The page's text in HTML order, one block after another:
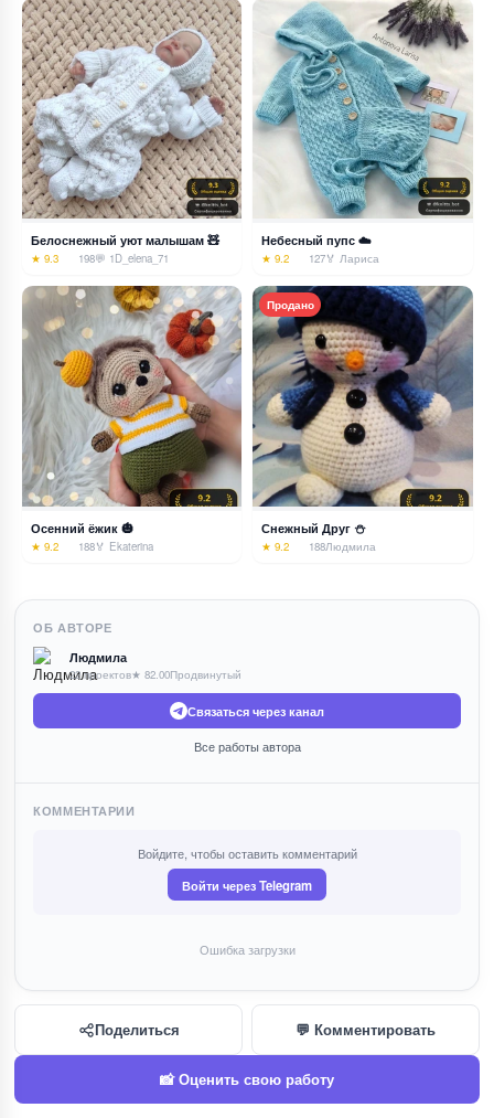
Белоснежный уют малышам 🧸
★ 9.3 198💬 1D_elena_71
Небесный пупс ☁️
★ 9.2 127🏅 Лариса
Осенний ёжик 🎃
★ 9.2 188🏅 Ekaterina
Продано
Снежный Друг ⛄
★ 9.2 188Людмила
ОБ АВТОРЕ
Людмила
22 проектов★ 82.00Продвинутый
Связаться через канал
Все работы автора
КОММЕНТАРИИ
Войдите, чтобы оставить комментарий
Войти через Telegram
Ошибка загрузки
Поделиться 💬 Комментировать
📸 Оценить свою работу